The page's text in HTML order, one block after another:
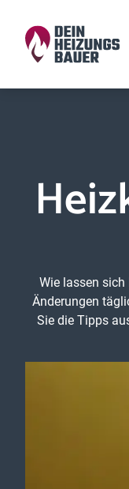
Wie lassen
Änderungen
Sie die Tipps